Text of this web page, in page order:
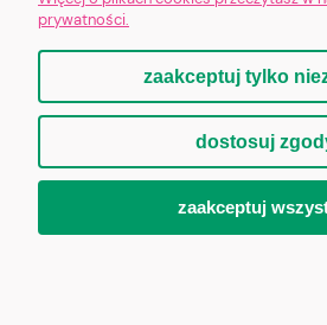
Bankowa 2/1 | 58-500 Jelenia Góra |
Sklep internetowy
prywatności.
zaakceptuj tylko
dostosuj
zaakceptuj